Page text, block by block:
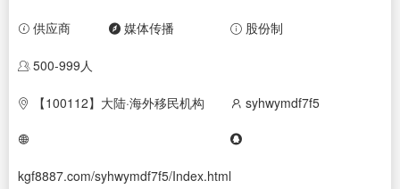
供应商
媒体传播 股份制
500-999人
【100112】大陆·海外移民机构 syhwymdf7f5
kgf8887.com/syhwymdf7f5/Index.html